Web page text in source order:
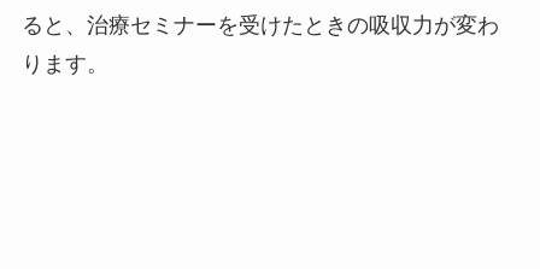
ると、治療セミナーを受けたときの吸収力が変わ
ります。